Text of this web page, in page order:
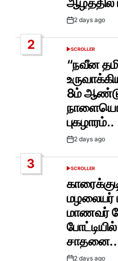
Post2 days ago
2
POSTED
IN
SCROLLER
“நவீன
8ம்
புகழாரம்..
Post2 days ago
3
POSTED
SCROLLER
மழலையர்
மாணவர்
2 days ago